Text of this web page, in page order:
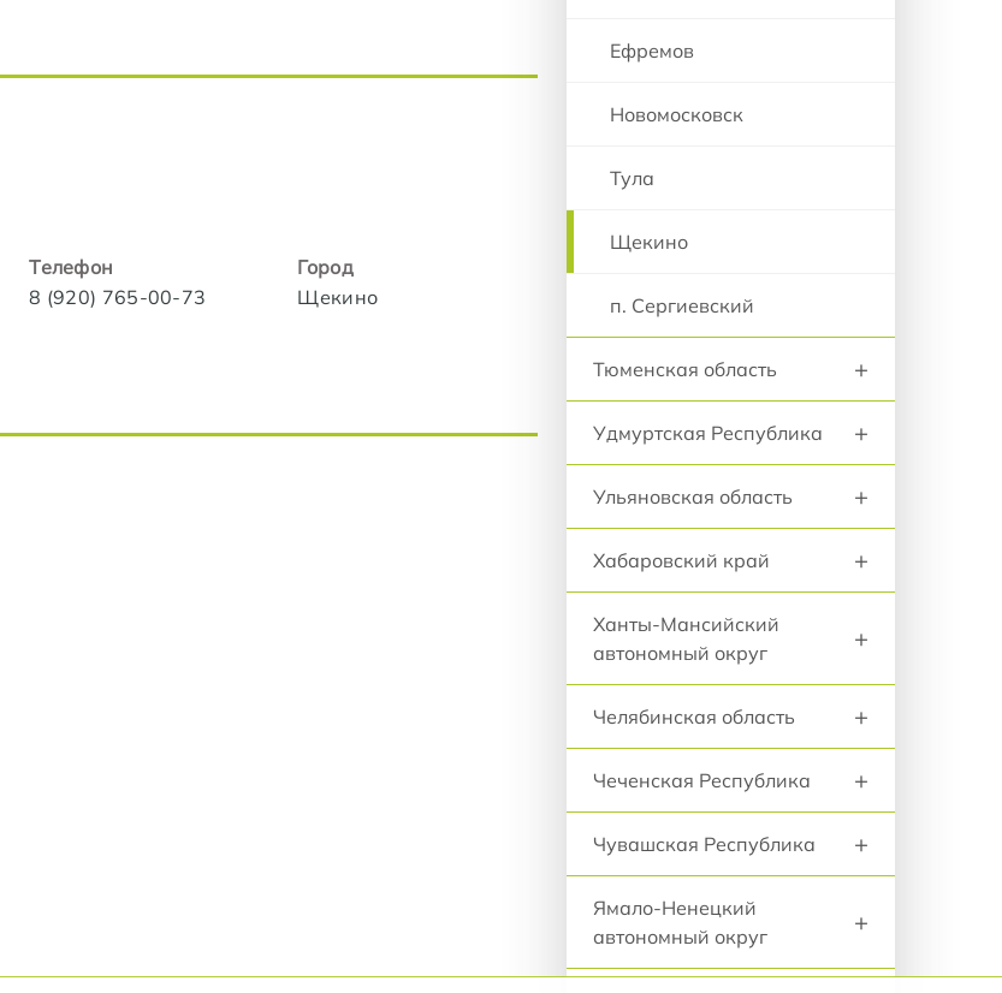
Телефон
8 (920) 765-00-73
Город
Щекино
Ефремов
Новомосковск
Тула
Щекино
п. Сергиевский
Тюменская область +
Удмуртская Республика +
Ульяновская область +
Хабаровский край +
Ханты-Мансийский
автономный округ
+
Челябинская область +
Чеченская Республика +
Чувашская Республика +
Ямало-Ненецкий
автономный округ
+